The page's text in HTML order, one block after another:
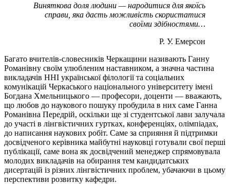
Виняткова доля людини — народитися для якоїсь
справи, яка дасть можливість скористатися
своїми здібностями…
Р. У. Емерсон
Багато вчителів-словесників Черкащини називають Ганну
Романівну своїм улюбленим наставником, а значна частина
викладачів ННІ української філології та соціальних
комунікацій Черкаського національного університету імені
Богдана Хмельницького — професори, доценти — вважають,
що любов до наукового пошуку пробудила в них саме Ганна
Романівна Передрій, оскільки ще зі студентської лави залучала
до участі в лінгвістичних гуртках, конференціях, олімпіадах,
до написання наукових робіт. Саме за сприяння й підтримки
досвідченого керівника майбутні науковці готували свої перші
публікації, саме вона як досвідчений менеджер спрямовувала
молодих викладачів на обирання тем кандидатських
дисертацій із різних лінгвістичних проблем, убачаючи в цьому
перспективи розвитку кафедри.